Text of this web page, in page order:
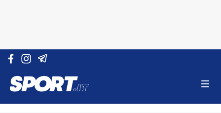
Vai al contenuto